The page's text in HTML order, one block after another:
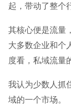
起，带动了整个
其核心便是流量
大多数企业和个
度看，私域流量
我认为少数人抓
域的一个市场。